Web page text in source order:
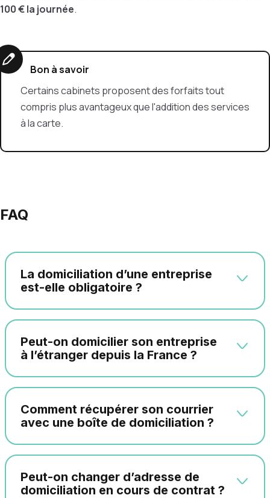
100 € la journée.
Bon à savoir
Certains cabinets proposent des forfaits tout
compris plus avantageux que l'addition des services
à la carte.
FAQ
La domiciliation d’une entreprise
est-elle obligatoire ?
Peut-on domicilier son entreprise
à l’étranger depuis la France ?
Comment récupérer son courrier
avec une boîte de domiciliation ?
Peut-on changer d’adresse de
domiciliation en cours de contrat ?